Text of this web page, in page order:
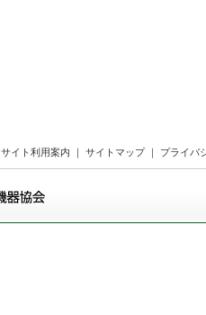
サイト利用案内 ｜ サイトマップ｜ プライバ